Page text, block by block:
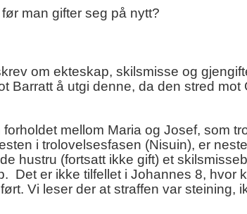
man gifter seg på nytt?
om ekteskap, skilsmisse og
Barratt å utgi denne, da den stred mot
mellom Maria og Josef, som
i trolovelsesfasen (Nisuin), er
hustru (fortsatt ikke gift) et
Det er ikke tilfellet i Johannes 8, hvor
Vi leser der at straffen var steining,